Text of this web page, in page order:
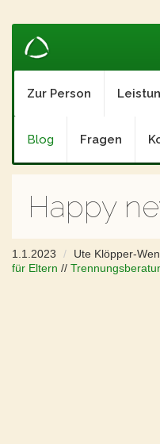
Zur Person
Blog Fragen
Happy
1.1.2023 Ute Klöpper-
für Eltern //